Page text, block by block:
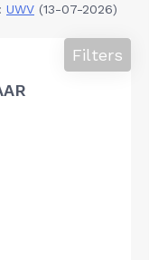
UWV (13-07-2026)
Filters